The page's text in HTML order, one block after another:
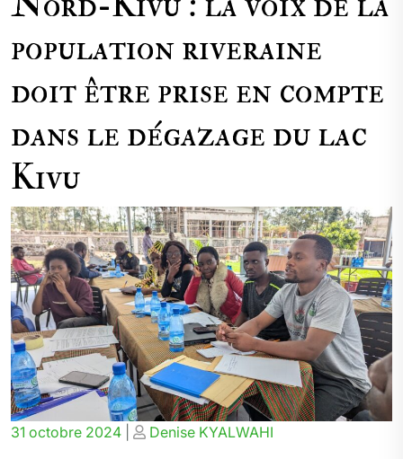
population riveraine
doit être prise en compte
dans le dégazage du lac
Kivu
Posted
31 octobre 2024
Posted
Denise KYALWAHI